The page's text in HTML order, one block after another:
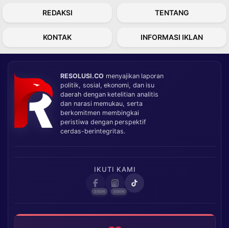
REDAKSI TENTANG
KONTAK INFORMASI IKLAN
RESOLUSI.CO menyajikan laporan
politik, sosial, ekonomi, dan isu
daerah dengan ketelitian analitis
dan narasi memukau, serta
berkomitmen membingkai
peristiwa dengan perspektif
cerdas-berintegritas.
IKUTI KAMI